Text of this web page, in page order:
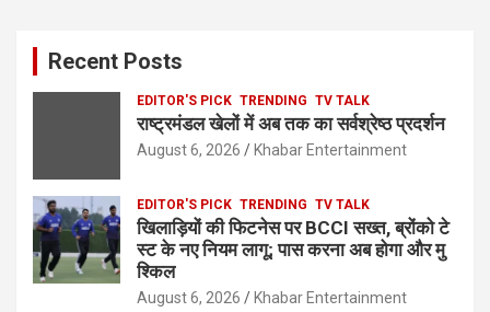
Recent Posts
EDITOR'S PICK TRENDING TV TALK
राष्ट्रमंडल खेलों में अब तक का सर्वश्रेष्ठ प्रदर्शन
August 6, 2026 Khabar Entertainment
EDITOR'S PICK TRENDING TV TALK
खिलाड़ियों की फिटनेस पर BCCI सख्त, ब्रोंको टे
स्ट के नए नियम लागू; पास करना अब होगा और मु
श्किल
August 6, 2026 Khabar Entertainment